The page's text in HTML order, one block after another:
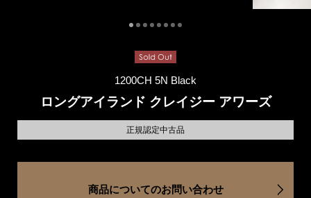
1200CH 5N Black
ロングアイランド クレイジー アワーズ
正規認定中古品
商品についてのお問い合わせ